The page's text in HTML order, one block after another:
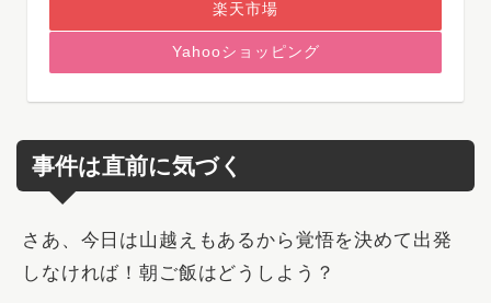
楽天市場
Yahooショッピング
事件は直前に気づく
さあ、今日は山越えもあるから覚悟を決めて出発
しなければ！朝ご飯はどうしよう？